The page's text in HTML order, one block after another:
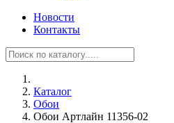
Новости
Контакты
Каталог
Обои
Обои Артлайн 11356-02